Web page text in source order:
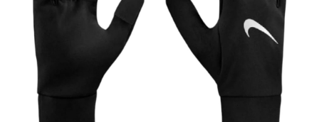
Para Canarias,
Ceuta y Melilla
Bono